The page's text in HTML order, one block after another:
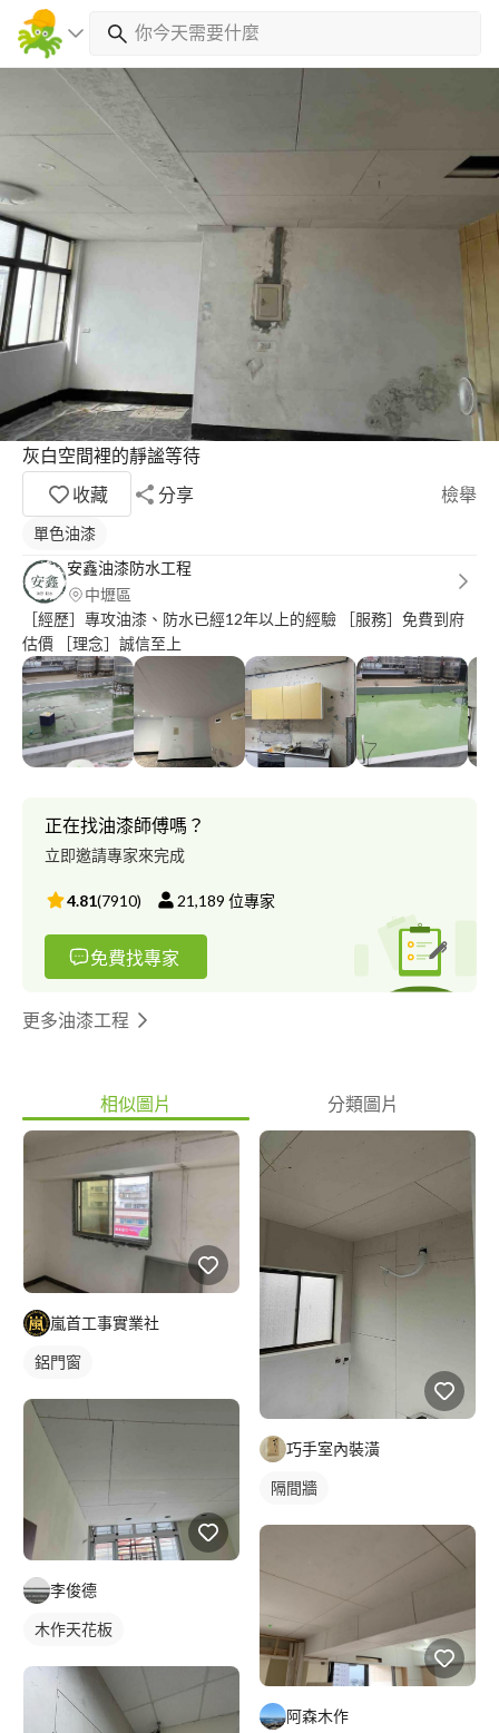
灰白空間裡的靜謐等待
收藏
分享 檢舉
單色油漆
安鑫油漆防水工程
中壢區
［經歷］專攻油漆、防水已經12年以上的經驗 ［服務］免費到府
估價 ［理念］誠信至上
正在找油漆師傅嗎？
立即邀請專家來完成
4.81(7910) 21,189 位專家
免費找專家
更多油漆工程
相似圖片 分類圖片
嵐首工事實業社
鋁門窗
李俊德
木作天花板
巧手室內裝潢
隔間牆
阿森木作